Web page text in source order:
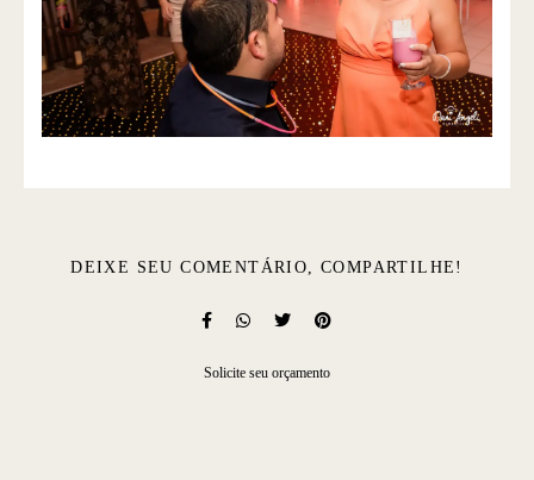
DEIXE SEU COMENTÁRIO, COMPARTILHE!
Solicite seu orçamento